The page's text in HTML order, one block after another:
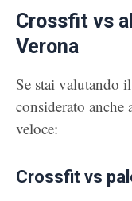
Crossfit vs
Verona
Se stai valutando
considerato
veloce:
Crossfit vs